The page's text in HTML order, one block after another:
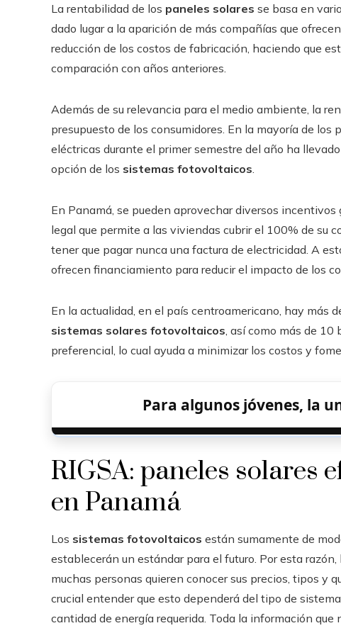
La rentabilidad de los paneles solares se basa en
dado lugar a la aparición de más compañías que
reducción de los costos de fabricación, haciendo que
comparación con años anteriores.
Además de su relevancia para el medio ambiente, la
presupuesto de los consumidores. En la mayoría de
eléctricas durante el primer semestre del año ha
opción de los sistemas fotovoltaicos
En Panamá, se pueden aprovechar diversos
legal que permite a las viviendas cubrir el 100% de su
tener que pagar nunca una factura de electricidad. A
ofrecen financiamiento para reducir el impacto de los
En la actualidad, en el país centroamericano, hay más
sistemas solares fotovoltaicos , así como más de
preferencial, lo cual ayuda a minimizar los costos y
Para algunos jóvenes, la
RIGSA: paneles solares
en Panamá
Los sistemas fotovoltaicos están sumamente de
establecerán un estándar para el futuro. Por esta
muchas personas quieren conocer sus precios, tipos y
crucial entender que esto dependerá del tipo de
cantidad de energía requerida. Toda la información